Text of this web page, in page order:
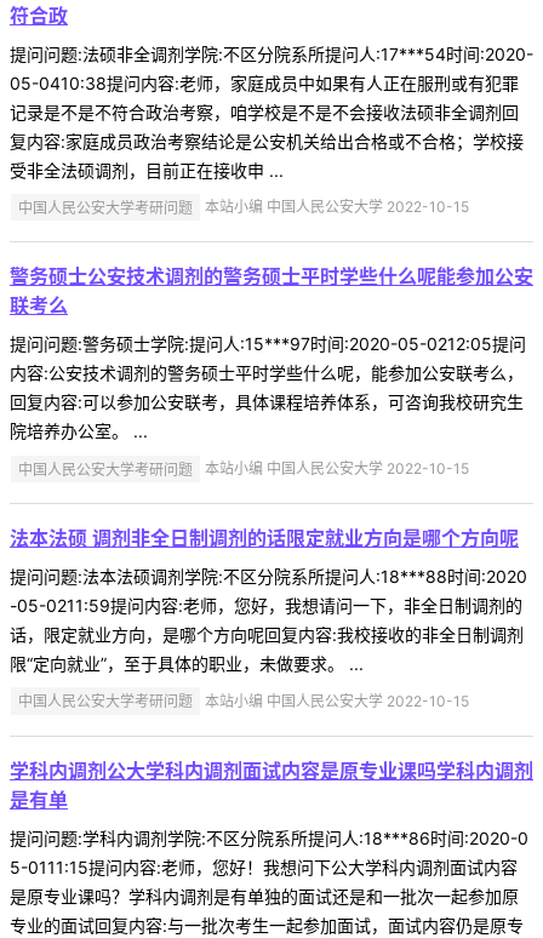
符合政
提问问题:法硕非全调剂学院:不区分院系所提问人:17***54时间:2020-
05-0410:38提问内容:老师，家庭成员中如果有人正在服刑或有犯罪
记录是不是不符合政治考察，咱学校是不是不会接收法硕非全调剂回
复内容:家庭成员政治考察结论是公安机关给出合格或不合格；学校接
受非全法硕调剂，目前正在接收申 ...
中国人民公安大学考研问题 本站小编 中国人民公安大学 2022-10-15
警务硕士公安技术调剂的警务硕士平时学些什么呢能参加公安
联考么
提问问题:警务硕士学院:提问人:15***97时间:2020-05-0212:05提问
内容:公安技术调剂的警务硕士平时学些什么呢，能参加公安联考么，
回复内容:可以参加公安联考，具体课程培养体系，可咨询我校研究生
院培养办公室。 ...
中国人民公安大学考研问题 本站小编 中国人民公安大学 2022-10-15
法本法硕 调剂非全日制调剂的话限定就业方向是哪个方向呢
提问问题:法本法硕调剂学院:不区分院系所提问人:18***88时间:2020
-05-0211:59提问内容:老师，您好，我想请问一下，非全日制调剂的
话，限定就业方向，是哪个方向呢回复内容:我校接收的非全日制调剂
限“定向就业”，至于具体的职业，未做要求。 ...
中国人民公安大学考研问题 本站小编 中国人民公安大学 2022-10-15
学科内调剂公大学科内调剂面试内容是原专业课吗学科内调剂
是有单
提问问题:学科内调剂学院:不区分院系所提问人:18***86时间:2020-0
5-0111:15提问内容:老师，您好！我想问下公大学科内调剂面试内容
是原专业课吗？学科内调剂是有单独的面试还是和一批次一起参加原
专业的面试回复内容:与一批次考生一起参加面试，面试内容仍是原专